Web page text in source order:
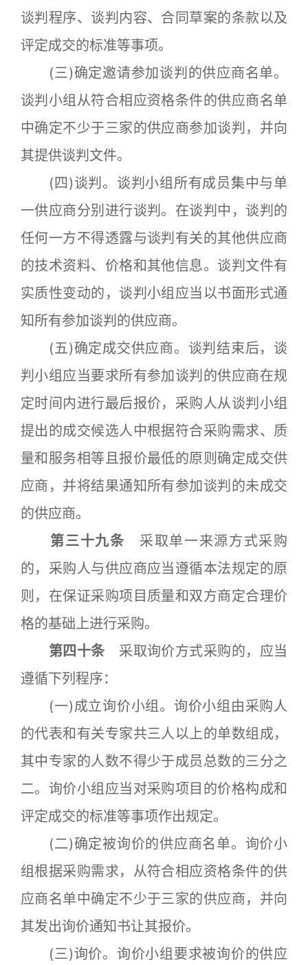
谈判程序、谈判内容、合同草案的条款以及
评定成交的标准等事项。
(三)确定邀请参加谈判的供应商名单。
谈判小组从符合相应资格条件的供应商名单
中确定不少于三家的供应商参加谈判，并向
其提供谈判文件。
(四)谈判。谈判小组所有成员集中与单
一供应商分别进行谈判。在谈判中，谈判的
任何一方不得透露与谈判有关的其他供应商
的技术资料、价格和其他信息。谈判文件有
实质性变动的，谈判小组应当以书面形式通
知所有参加谈判的供应商。
(五)确定成交供应商。谈判结束后，谈
判小组应当要求所有参加谈判的供应商在规
定时间内进行最后报价，采购人从谈判小组
提出的成交候选人中根据符合采购需求、质
量和服务相等且报价最低的原则确定成交供
应商，并将结果通知所有参加谈判的未成交
的供应商。
第三十九条 采取单一来源方式采购
的，采购人与供应商应当遵循本法规定的原
则，在保证采购项目质量和双方商定合理价
格的基础上进行采购。
第四十条 采取询价方式采购的，应当
遵循下列程序：
(一)成立询价小组。询价小组由采购人
的代表和有关专家共三人以上的单数组成，
其中专家的人数不得少于成员总数的三分之
二。询价小组应当对采购项目的价格构成和
评定成交的标准等事项作出规定。
(二)确定被询价的供应商名单。询价小
组根据采购需求，从符合相应资格条件的供
应商名单中确定不少于三家的供应商，并向
其发出询价通知书让其报价。
(三)询价。询价小组要求被询价的供应